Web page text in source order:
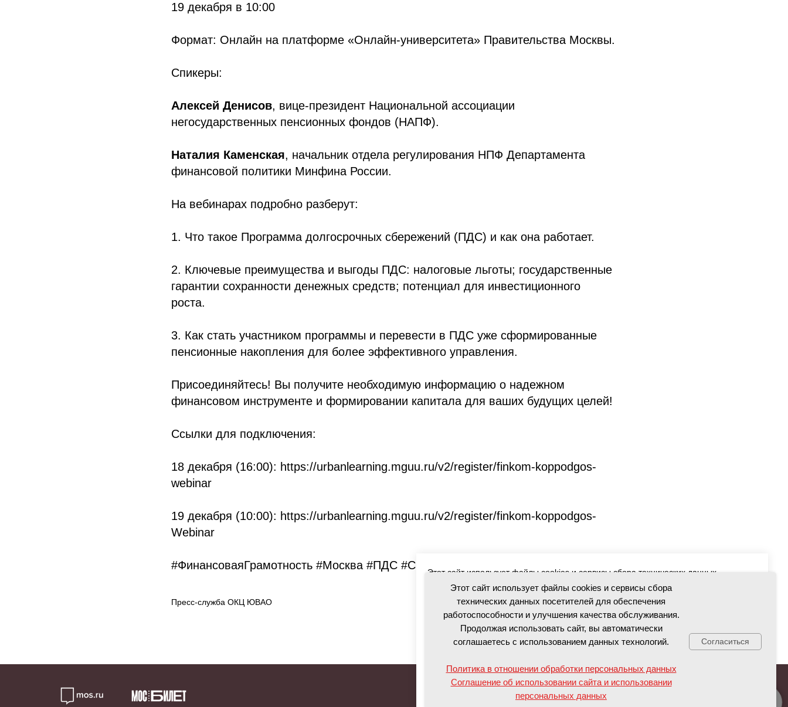
Этот сайт использует файлы cookies и сервисы сбора технических данных
посетителей для обеспечения работоспособности и улучшения качества
обслуживания. Продолжая использовать сайт, вы автоматически соглашаетесь с
использованием данных технологий.
Политика в отношении обработки персональных данных
Согласиться
19 декабря в 10:00
Формат: Онлайн на платформе «Онлайн-университета» Правительства Москвы.
Спикеры:
Алексей Денисов, вице-президент Национальной ассоциации
негосударственных пенсионных фондов (НАПФ).
Наталия Каменская, начальник отдела регулирования НПФ Департамента
финансовой политики Минфина России.
На вебинарах подробно разберут:
1. Что такое Программа долгосрочных сбережений (ПДС) и как она работает.
2. Ключевые преимущества и выгоды ПДС: налоговые льготы; государственные
гарантии сохранности денежных средств; потенциал для инвестиционного
роста.
3. Как стать участником программы и перевести в ПДС уже сформированные
пенсионные накопления для более эффективного управления.
Присоединяйтесь! Вы получите необходимую информацию о надежном
финансовом инструменте и формировании капитала для ваших будущих целей!
Ссылки для подключения:
18 декабря (16:00): https://urbanlearning.mguu.ru/v2/register/finkom-koppodgos-
webinar
19 декабря (10:00): https://urbanlearning.mguu.ru/v2/register/finkom-koppodgos-
Webinar
#ФинансоваяГрамотность #Москва #ПДС #Сбережения #Инвестиции#Вебинар
Пресс-служба ОКЦ ЮВАО
Документы Противодействие коррупции
Этот сайт использует файлы cookies и сервисы сбора
технических данных посетителей для обеспечения
работоспособности и улучшения качества обслуживания.
Продолжая использовать сайт, вы автоматически
соглашаетесь с использованием данных технологий.
Политика в отношении обработки персональных данных
Соглашение об использовании сайта и использовании
персональных данных
Согласиться